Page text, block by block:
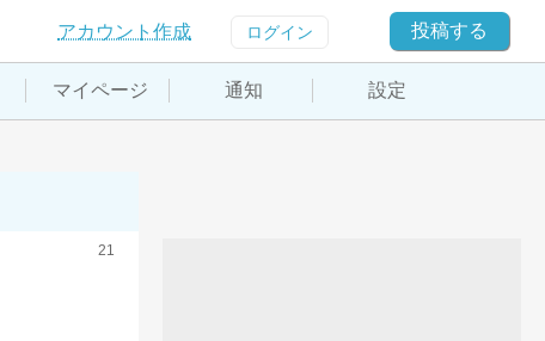
アカウント作成 ログイン 投稿する
マイページ 通知 設定
21